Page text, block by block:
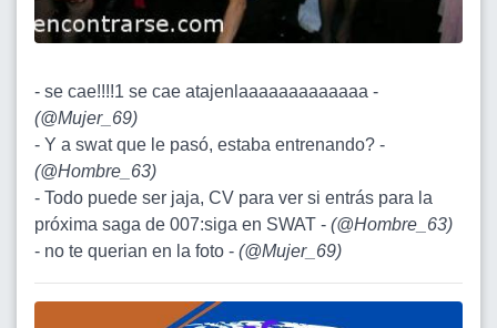
- se cae!!!!1 se cae atajenlaaaaaaaaaaaaa -
(@Mujer_69)
- Y a swat que le pasó, estaba entrenando? -
(@Hombre_63)
- Todo puede ser jaja, CV para ver si entrás para la
próxima saga de 007:siga en SWAT - (@Hombre_63)
- no te querian en la foto - (@Mujer_69)